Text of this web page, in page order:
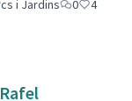
i Jardins 0
4